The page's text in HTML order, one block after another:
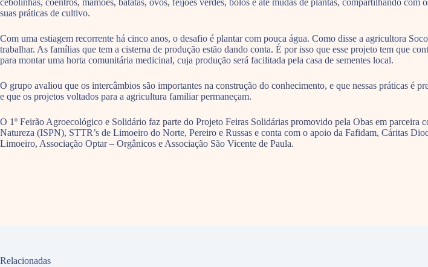
cebolinhas, coentros, mamões, batatas, ovos, feijões verdes, bolos e até mudas de plantas, compartilhando
suas práticas de cultivo.
Com uma estiagem recorrente há cinco anos, o desafio é plantar com pouca água. Como disse a agricultora
trabalhar. As famílias que tem a cisterna de produção estão dando conta. É por isso que esse projeto tem que
para montar uma horta comunitária medicinal, cuja produção será facilitada pela casa de sementes local.
O grupo avaliou que os intercâmbios são importantes na construção do conhecimento, e que nessas práticas é
e que os projetos voltados para a agricultura familiar permaneçam.
O 1º Feirão Agroecológico e Solidário faz parte do Projeto Feiras Solidárias promovido pela Obas em parceira
Natureza (ISPN), STTR’s de Limoeiro do Norte, Pereiro e Russas e conta com o apoio da Fafidam, Cáritas
Limoeiro, Associação Optar – Orgânicos e Associação São Vicente de Paula.
Relacionadas